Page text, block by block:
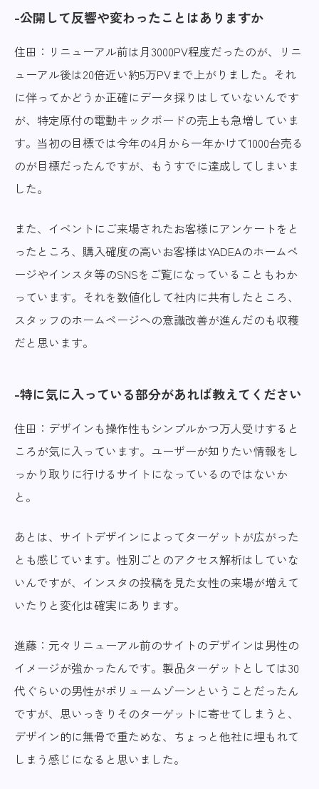
公開して反響や変わったことはありますか
住田：リニューアル前は月3000PV程度だったのが、リニ
ューアル後は20倍近い約5万PVまで上がりました。それ
に伴ってかどうか正確にデータ採りはしていないんです
が、特定原付の電動キックボードの売上も急増していま
す。当初の目標では今年の4月から一年かけて1000台売る
のが目標だったんですが、もうすでに達成してしまいま
した。
また、イベントにご来場されたお客様にアンケートをと
ったところ、購入確度の高いお客様はYADEAのホームペ
ージやインスタ等のSNSをご覧になっていることもわか
っています。それを数値化して社内に共有したところ、
スタッフのホームページへの意識改善が進んだのも収穫
だと思います。
特に気に入っている部分があれば教えてください
住田：デザインも操作性もシンプルかつ万人受けすると
ころが気に入っています。ユーザーが知りたい情報をし
っかり取りに行けるサイトになっているのではないか
と。
あとは、サイトデザインによってターゲットが広がった
とも感じています。性別ごとのアクセス解析はしていな
いんですが、インスタの投稿を見た女性の来場が増えて
いたりと変化は確実にあります。
進藤：元々リニューアル前のサイトのデザインは男性の
イメージが強かったんです。製品ターゲットとしては30
代ぐらいの男性がボリュームゾーンということだったん
ですが、思いっきりそのターゲットに寄せてしまうと、
デザイン的に無骨で重ためな、ちょっと他社に埋もれて
しまう感じになると思いました。